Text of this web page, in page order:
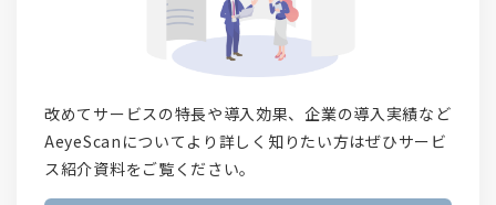
改めてサービスの特長や導入効果、企業の導入実績など
AeyeScanについてより詳しく知りたい方はぜひサービ
ス紹介資料をご覧ください。